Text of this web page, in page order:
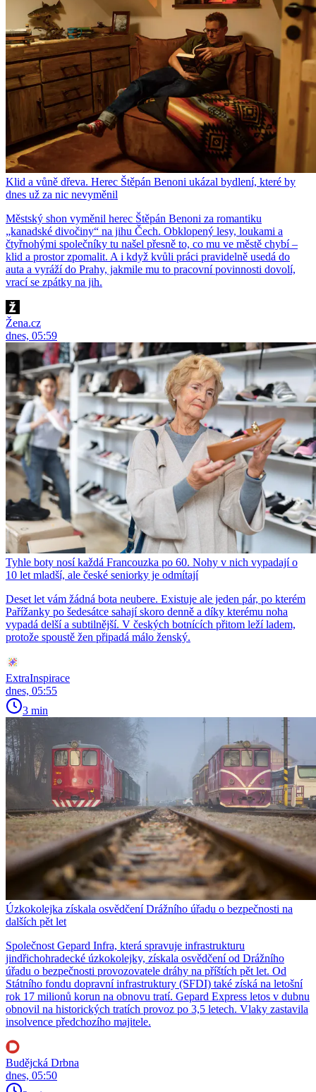
Klid a vůně dřeva. Herec Štěpán Benoni ukázal bydlení, které by
dnes už za nic nevyměnil
Městský shon vyměnil herec Štěpán Benoni za romantiku
„kanadské divočiny“ na jihu Čech. Obklopený lesy, loukami a
čtyřnohými společníky tu našel přesně to, co mu ve městě chybí –
klid a prostor zpomalit. A i když kvůli práci pravidelně usedá do
auta a vyráží do Prahy, jakmile mu to pracovní povinnosti dovolí,
vrací se zpátky na jih.
Žena.cz
dnes, 05:59
Tyhle boty nosí každá Francouzka po 60. Nohy v nich vypadají o
10 let mladší, ale české seniorky je odmítají
Deset let vám žádná bota neubere. Existuje ale jeden pár, po kterém
Pařížanky po šedesátce sahají skoro denně a díky kterému noha
vypadá delší a subtilnější. V českých botnících přitom leží ladem,
protože spoustě žen připadá málo ženský.
ExtraInspirace
dnes, 05:55
3 min
Úzkokolejka získala osvědčení Drážního úřadu o bezpečnosti na
dalších pět let
Společnost Gepard Infra, která spravuje infrastrukturu
jindřichohradecké úzkokolejky, získala osvědčení od Drážního
úřadu o bezpečnosti provozovatele dráhy na příštích pět let. Od
Státního fondu dopravní infrastruktury (SFDI) také získá na letošní
rok 17 milionů korun na obnovu tratí. Gepard Express letos v dubnu
obnovil na historických tratích provoz po 3,5 letech. Vlaky zastavila
insolvence předchozího majitele.
Budějcká Drbna
dnes, 05:50